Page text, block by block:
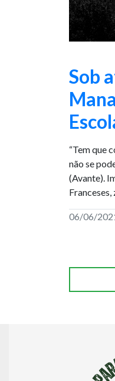
Sob
“Tem que
não se
(Avante).
06/06/